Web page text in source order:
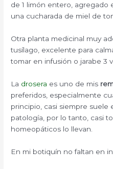
de 1 limón entero, agregado
una cucharada de miel de
Otra planta medicinal muy
tusílago, excelente para
tomar en infusión o jarabe 3
La drosera es uno de mis
preferidos, especialmente
principio, casi siempre
patología, por lo tanto, casi
homeopáticos lo llevan.
En mi botiquín no faltan en